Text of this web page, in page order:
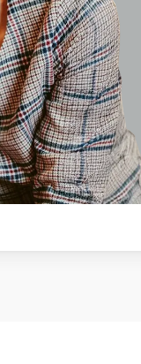
uznávané
SGI.V prípade kúpy
Viac o certifikácii